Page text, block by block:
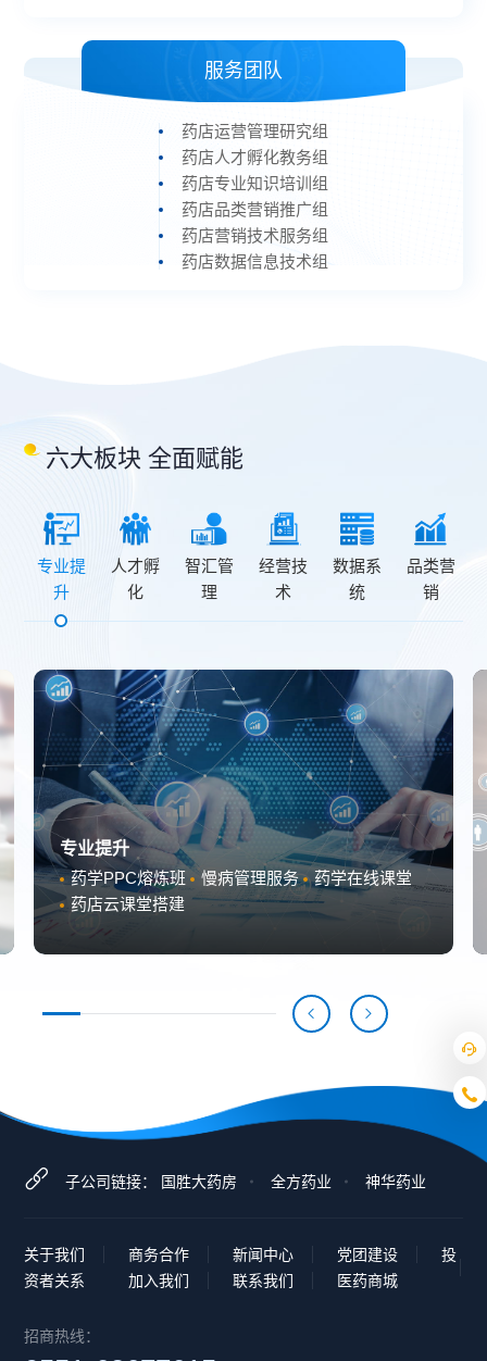
服务团队
药店运营管理研究组
药店人才孵化教务组
药店专业知识培训组
药店品类营销推广组
药店营销技术服务组
药店数据信息技术组
六大板块 全面赋能
专业提
升
人才孵
化
智汇管
理
经营技
术
数据系
统
品类营
销
专业提升
药学PPC熔炼班
慢病管理服务
药学在线课堂
药店云课堂搭建
子公司链接： 国胜大药房 全方药业 神华药业
关于我们 商务合作 新闻中心 党团建设
投
资者关系
加入我们 联系我们 医药商城
招商热线：